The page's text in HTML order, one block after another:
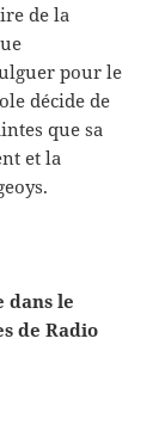
de la
pour le
décide de
que sa
et la
dans le
de Radio